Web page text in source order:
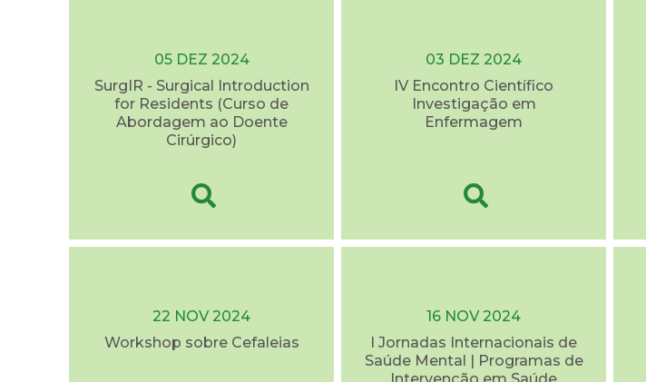
05 DEZ 2024
SurgIR - Surgical Introduction
for Residents (Curso de
Abordagem ao Doente
Cirúrgico)
03 DEZ 2024
IV Encontro Científico
Investigação em
Enfermagem
22 NOV 2024
Workshop sobre Cefaleias
16 NOV 2024
I Jornadas Internacionais de
Saúde Mental | Programas de